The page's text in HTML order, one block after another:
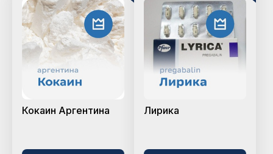
Кокаин Аргентина Лирика